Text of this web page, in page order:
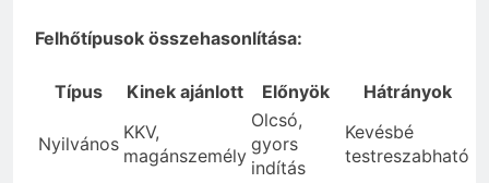
Felhőtípusok összehasonlítása:
Típus Kinek ajánlott Előnyök Hátrányok
Nyilvános
KKV,
magánszemély
Olcsó,
gyors
indítás
Kevésbé
testreszabható